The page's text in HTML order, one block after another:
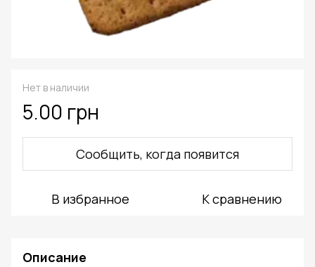
Нет в наличии
5.00 грн
Сообщить, когда появится
В избранное К сравнению
Описание